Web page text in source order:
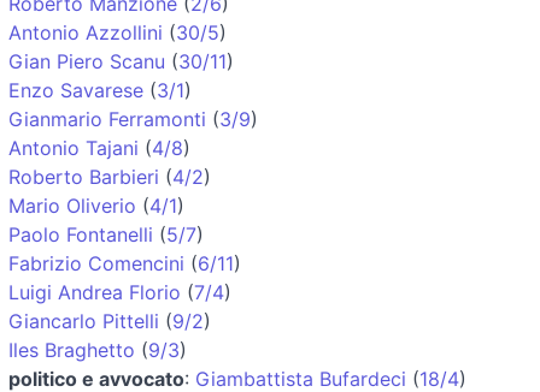
Antonio Azzollini (30/5)
Gian Piero Scanu (30/11)
Enzo Savarese (3/1)
Gianmario Ferramonti (3/9)
Antonio Tajani (4/8)
Roberto Barbieri (4/2)
Mario Oliverio (4/1)
Paolo Fontanelli (5/7)
Fabrizio Comencini (6/11)
Luigi Andrea Florio (7/4)
Giancarlo Pittelli (9/2)
Iles Braghetto (9/3)
politico e avvocato: Giambattista Bufardeci (18/4)